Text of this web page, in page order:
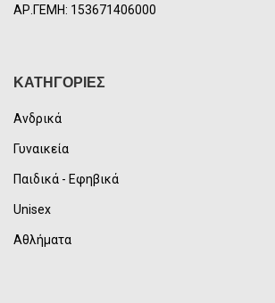
ΑΡ.ΓΕΜΗ: 153671406000
ΚΑΤΗΓΟΡΙΕΣ
Ανδρικά
Γυναικεία
Παιδικά - Εφηβικά
Unisex
Αθλήματα